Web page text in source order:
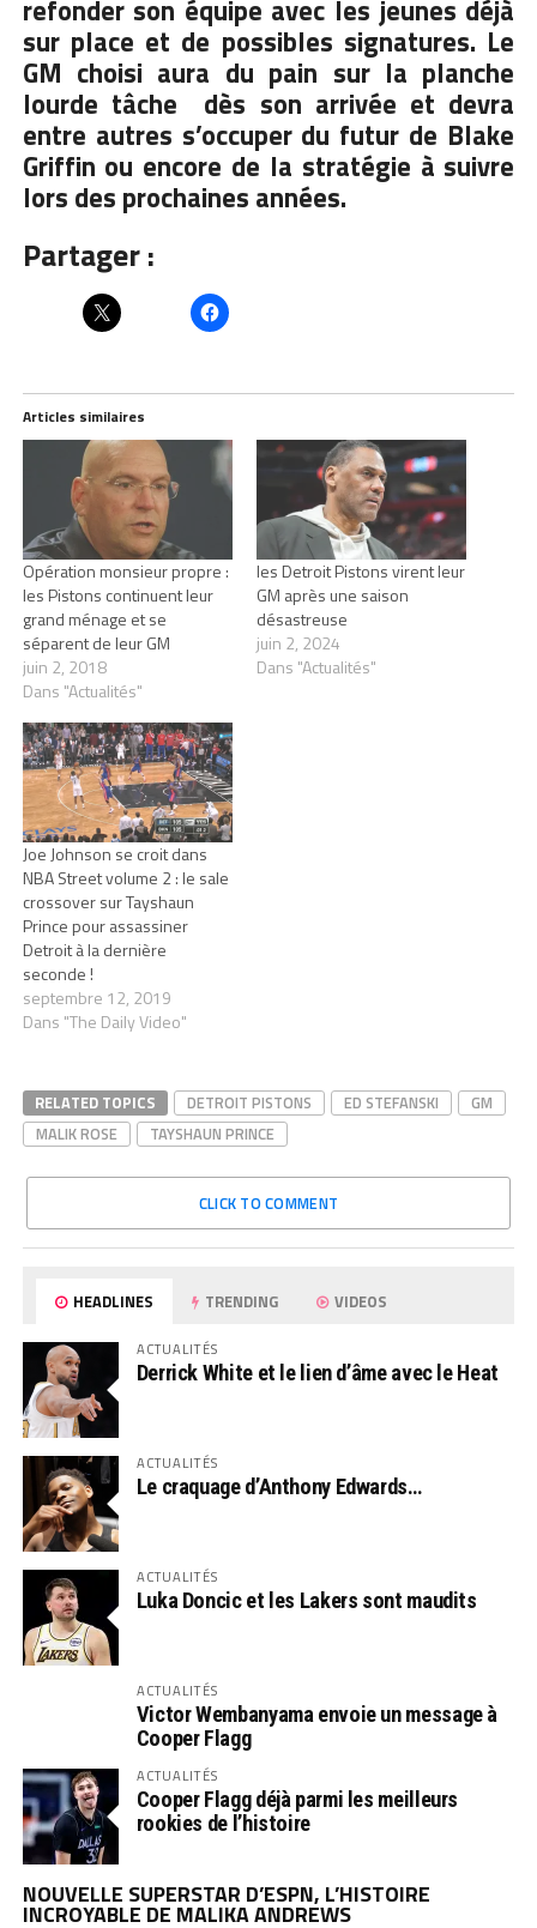
refonder son équipe avec les jeunes déjà
sur place et de possibles signatures. Le
GM choisi aura du pain sur la planche
lourde tâche dès son arrivée et devra
entre autres s’occuper du futur de Blake
Griffin ou encore de la stratégie à suivre
lors des prochaines années.
Partager :
Articles similaires
Opération monsieur propre :
les Pistons continuent leur
grand ménage et se
séparent de leur GM
juin 2, 2018
Dans "Actualités"
les Detroit Pistons virent leur
GM après une saison
désastreuse
juin 2, 2024
Dans "Actualités"
Joe Johnson se croit dans
NBA Street volume 2 : le sale
crossover sur Tayshaun
Prince pour assassiner
Detroit à la dernière
seconde !
septembre 12, 2019
Dans "The Daily Video"
RELATED TOPICS DETROIT PISTONS ED STEFANSKI
GM
MALIK ROSE
TAYSHAUN PRINCE
CLICK TO COMMENT
HEADLINES TRENDING VIDEOS
ACTUALITÉS
Derrick White et le lien d’âme avec le Heat
ACTUALITÉS
Le craquage d’Anthony Edwards…
ACTUALITÉS
Luka Doncic et les Lakers sont maudits
ACTUALITÉS
Victor Wembanyama envoie un message à
Cooper Flagg
ACTUALITÉS
Cooper Flagg déjà parmi les meilleurs
rookies de l’histoire
NOUVELLE SUPERSTAR D’ESPN, L’HISTOIRE
INCROYABLE DE MALIKA ANDREWS